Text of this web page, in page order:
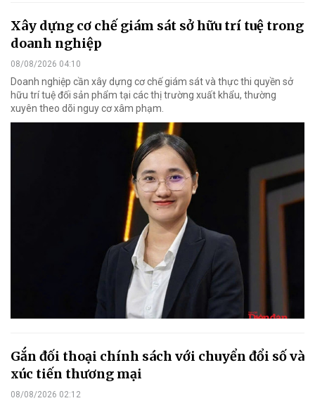
Xây dựng cơ chế giám sát sở hữu trí tuệ trong
doanh nghiệp
08/08/2026 04:10
Doanh nghiệp cần xây dựng cơ chế giám sát và thực thi quyền sở
hữu trí tuệ đối sản phẩm tại các thị trường xuất khẩu, thường
xuyên theo dõi nguy cơ xâm phạm.
Gắn đối thoại chính sách với chuyển đổi số và
xúc tiến thương mại
08/08/2026 02:12